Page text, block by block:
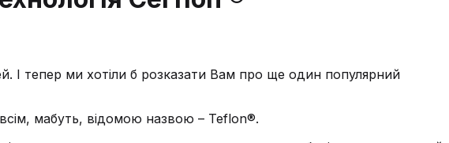
І тепер ми хотіли б розказати Вам про ще один популярний
мабуть, відомою назвою – Teflon®.